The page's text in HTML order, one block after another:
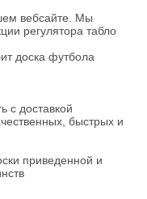
вебсайте. Мы
регулятора табло
доска футбола
с доставкой
быстрых и
приведенной и